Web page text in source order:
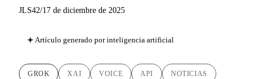
JLS42/17 de diciembre de 2025
Artículo generado por inteligencia artificial
GROK XAI VOICE API NOTICIAS